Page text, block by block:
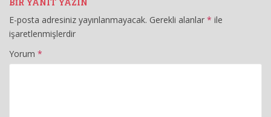
E-posta adresiniz yayınlanmayacak. Gerekli alanlar * ile
işaretlenmişlerdir
Yorum *